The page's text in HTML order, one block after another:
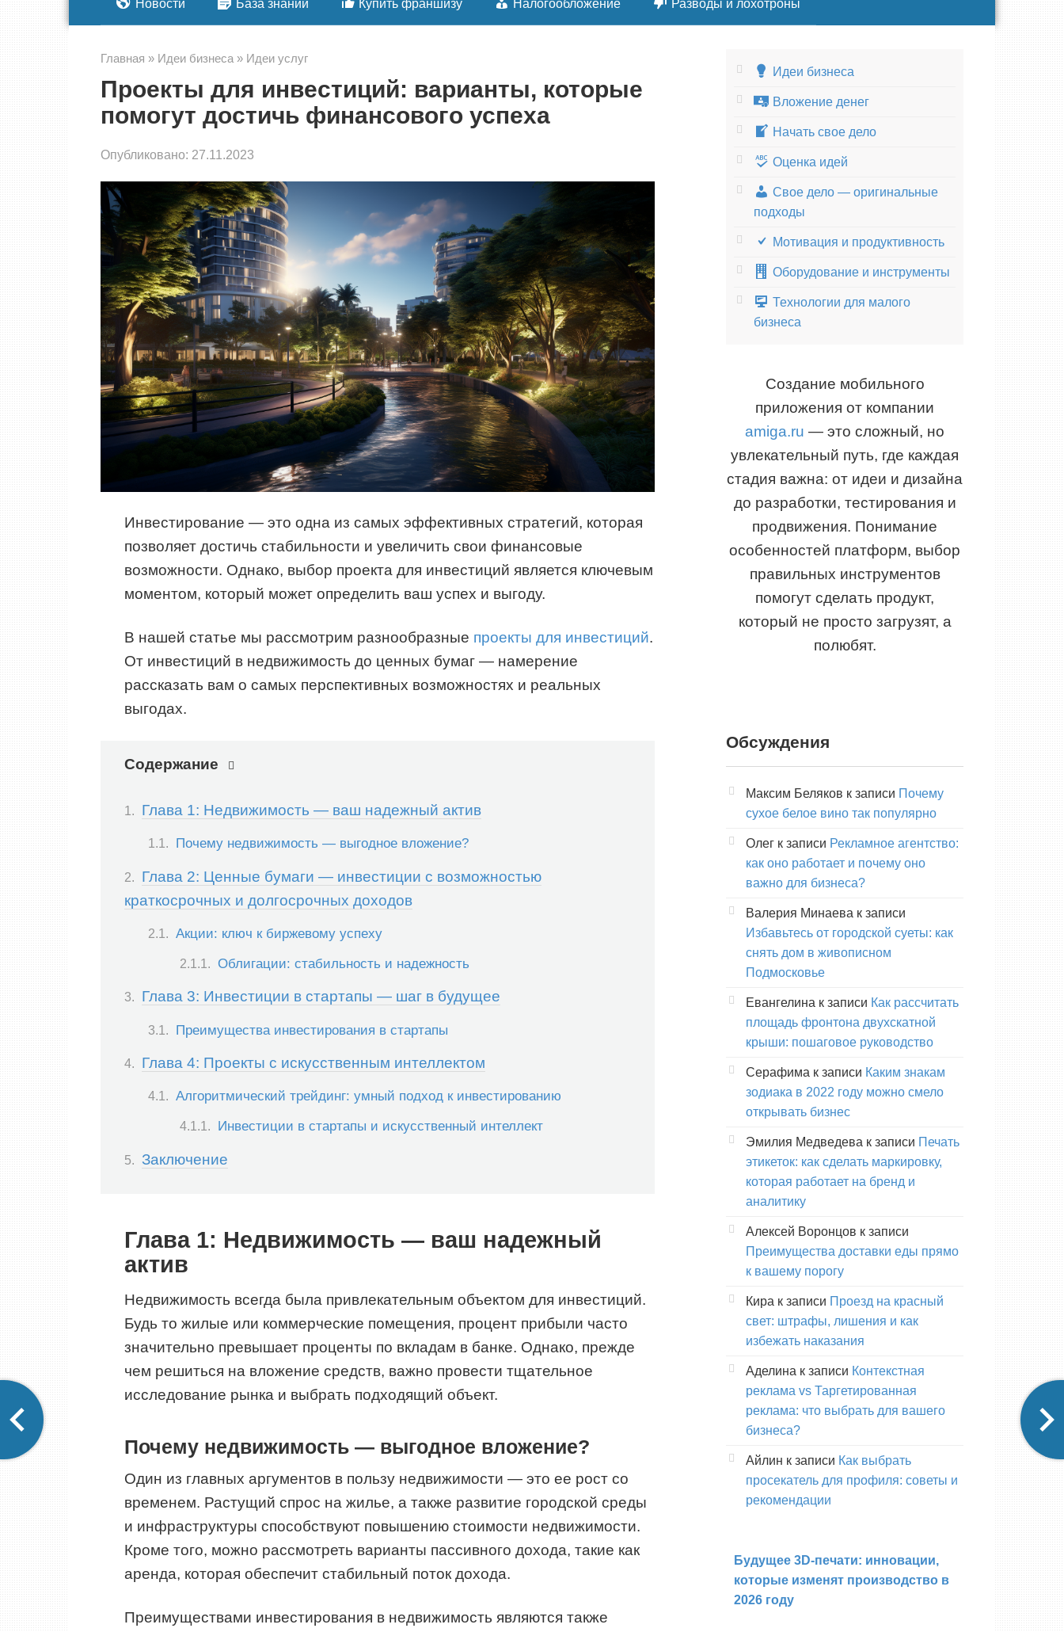
Новости База знаний Купить франшизу Налогообложение Разводы и лохотроны
Главная » Идеи бизнеса » Идеи услуг
Проекты для инвестиций: варианты, которые
помогут достичь финансового успеха
Опубликовано: 27.11.2023
Инвестирование — это одна из самых эффективных стратегий, которая
позволяет достичь стабильности и увеличить свои финансовые
возможности. Однако, выбор проекта для инвестиций является ключевым
моментом, который может определить ваш успех и выгоду.
В нашей статье мы рассмотрим разнообразные проекты для инвестиций.
От инвестиций в недвижимость до ценных бумаг — намерение
рассказать вам о самых перспективных возможностях и реальных
выгодах.
Содержание
Глава 1: Недвижимость — ваш надежный актив
Почему недвижимость — выгодное вложение?
Глава 2: Ценные бумаги — инвестиции с возможностью
краткосрочных и долгосрочных доходов
Акции: ключ к биржевому успеху
Облигации: стабильность и надежность
Глава 3: Инвестиции в стартапы — шаг в будущее
Преимущества инвестирования в стартапы
Глава 4: Проекты с искусственным интеллектом
Алгоритмический трейдинг: умный подход к инвестированию
Инвестиции в стартапы и искусственный интеллект
Заключение
Глава 1: Недвижимость — ваш надежный
актив
Недвижимость всегда была привлекательным объектом для инвестиций.
Будь то жилые или коммерческие помещения, процент прибыли часто
значительно превышает проценты по вкладам в банке. Однако, прежде
чем решиться на вложение средств, важно провести тщательное
исследование рынка и выбрать подходящий объект.
Почему недвижимость — выгодное вложение?
Один из главных аргументов в пользу недвижимости — это ее рост со
временем. Растущий спрос на жилье, а также развитие городской среды
и инфраструктуры способствуют повышению стоимости недвижимости.
Кроме того, можно рассмотреть варианты пассивного дохода, такие как
аренда, которая обеспечит стабильный поток дохода.
Преимуществами инвестирования в недвижимость являются также
Идеи бизнеса
Вложение денег
Начать свое дело
Оценка идей
Свое дело — оригинальные
подходы
Мотивация и продуктивность
Оборудование и инструменты
Технологии для малого
бизнеса
Создание мобильного
приложения от компании
amiga.ru — это сложный, но
увлекательный путь, где каждая
стадия важна: от идеи и дизайна
до разработки, тестирования и
продвижения. Понимание
особенностей платформ, выбор
правильных инструментов
помогут сделать продукт,
который не просто загрузят, а
полюбят.
Обсуждения
Максим Беляков к записи Почему
сухое белое вино так популярно
Олег к записи Рекламное агентство:
как оно работает и почему оно
важно для бизнеса?
Валерия Минаева к записи
Избавьтесь от городской суеты: как
снять дом в живописном
Подмосковье
Евангелина к записи Как рассчитать
площадь фронтона двухскатной
крыши: пошаговое руководство
Серафима к записи Каким знакам
зодиака в 2022 году можно смело
открывать бизнес
Эмилия Медведева к записи Печать
этикеток: как сделать маркировку,
которая работает на бренд и
аналитику
Алексей Воронцов к записи
Преимущества доставки еды прямо
к вашему порогу
Кира к записи Проезд на красный
свет: штрафы, лишения и как
избежать наказания
Аделина к записи Контекстная
реклама vs Таргетированная
реклама: что выбрать для вашего
бизнеса?
Айлин к записи Как выбрать
просекатель для профиля: советы и
рекомендации
Будущее 3D-печати: инновации,
которые изменят производство в
2026 году